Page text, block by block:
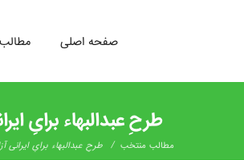
رفتن
مطالب صفحه اصلی
طرحِ عبدالبهاء برایِ
مطالب منتخب / طرحِ عبدالبهاء برایِ ایرانی